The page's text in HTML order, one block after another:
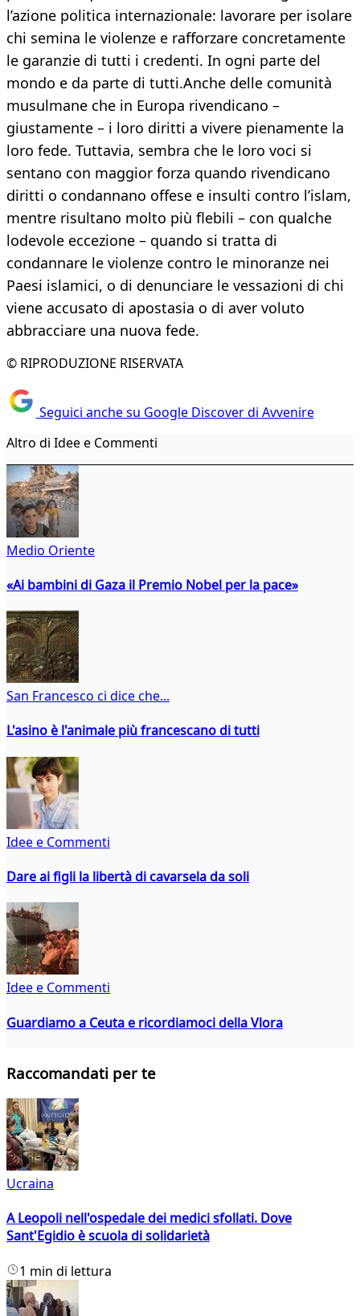
l’azione politica internazionale: lavorare per isolare
chi semina le violenze e rafforzare concretamente
le garanzie di tutti i credenti. In ogni parte del
mondo e da parte di tutti.Anche delle comunità
musulmane che in Europa rivendicano –
giustamente – i loro diritti a vivere pienamente la
loro fede. Tuttavia, sembra che le loro voci si
sentano con maggior forza quando rivendicano
diritti o condannano offese e insulti contro l’islam,
mentre risultano molto più flebili – con qualche
lodevole eccezione – quando si tratta di
condannare le violenze contro le minoranze nei
Paesi islamici, o di denunciare le vessazioni di chi
viene accusato di apostasia o di aver voluto
abbracciare una nuova fede.
© RIPRODUZIONE RISERVATA
Seguici anche su Google Discover di Avvenire
Altro di Idee e Commenti
Medio Oriente
«Ai bambini di Gaza il Premio Nobel per la pace»
San Francesco ci dice che...
L'asino è l'animale più francescano di tutti
Idee e Commenti
Dare ai figli la libertà di cavarsela da soli
Idee e Commenti
Guardiamo a Ceuta e ricordiamoci della Vlora
Raccomandati per te
Ucraina
A Leopoli nell'ospedale dei medici sfollati. Dove
Sant'Egidio è scuola di solidarietà
1 min di lettura